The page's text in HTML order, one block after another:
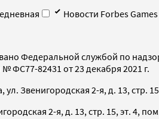
Новости Forbes Games
Федеральной службой по
ФС77-82431 от 23 декабря 2021 г.
Звенигородская 2-я, д. 13, стр.
2-я, д. 13, стр. 15, эт. 4,